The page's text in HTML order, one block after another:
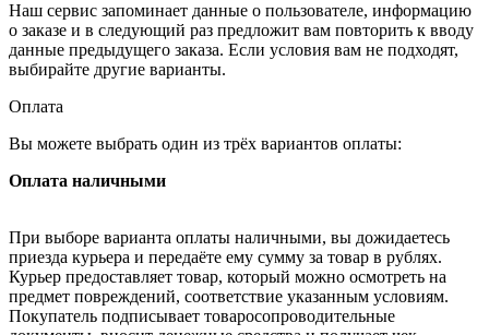
Наш сервис запоминает данные о пользователе, информацию
о заказе и в следующий раз предложит вам повторить к вводу
данные предыдущего заказа. Если условия вам не подходят,
выбирайте другие варианты.
Оплата
Вы можете выбрать один из трёх вариантов оплаты:
Оплата наличными
При выборе варианта оплаты наличными, вы дожидаетесь
приезда курьера и передаёте ему сумму за товар в рублях.
Курьер предоставляет товар, который можно осмотреть на
предмет повреждений, соответствие указанным условиям.
Покупатель подписывает товаросопроводительные